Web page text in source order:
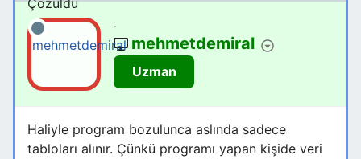
.
mehmetdemiral
Uzman
Haliyle program bozulunca aslında sadece
tabloları alınır. Çünkü programı yapan kişide veri